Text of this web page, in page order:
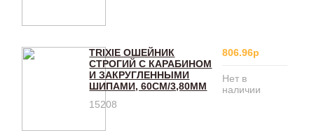
TRIXIE ОШЕЙНИК
СТРОГИЙ С КАРАБИНОМ
И ЗАКРУГЛЕННЫМИ
ШИПАМИ, 60СМ/3,80ММ
15208
806.96р
Нет в
наличии